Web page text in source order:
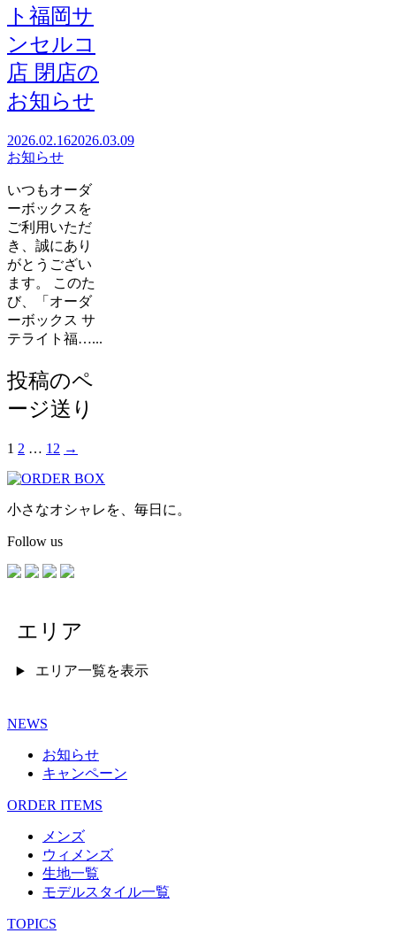
ト福岡サ
ンセルコ
店 閉店の
お知らせ
2026.02.162026.03.09
お知らせ
いつもオーダ
ーボックスを
ご利用いただ
き、誠にあり
がとうござい
ます。 このた
び、「オーダ
ーボックス サ
テライト福…...
投稿のペ
ージ送り
1 2 … 12 →
小さなオシャレを、毎日に。
Follow us
エリア
エリア一覧を表示
NEWS
お知らせ
キャンペーン
ORDER ITEMS
メンズ
ウィメンズ
生地一覧
モデルスタイル一覧
TOPICS